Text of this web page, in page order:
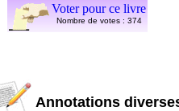
Voter pour ce livre
Nombre de votes : 374
Annotations